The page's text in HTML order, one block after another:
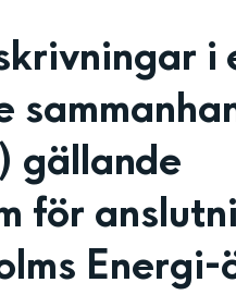
i
gällande
för
Energi-